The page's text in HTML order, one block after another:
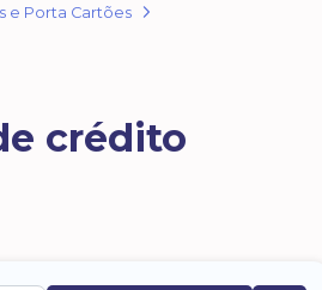
e Porta Cartões
crédito